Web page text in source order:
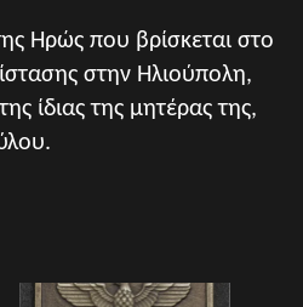
Ηρώς που βρίσκεται στο
στην Ηλιούπολη,
ίδιας της μητέρας της,